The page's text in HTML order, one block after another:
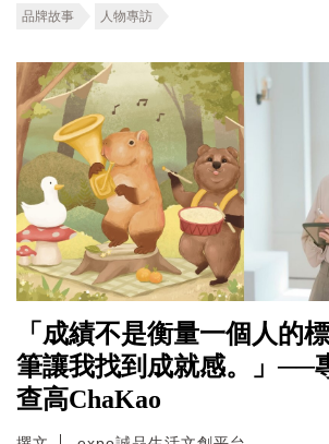
品牌故事 人物專訪
「成績不是衡量一個人的
筆讓我找到成就感。」──
查高ChaKao